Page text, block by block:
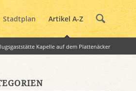
Stadtplan Artikel A-Z
Kapelle auf dem Plattenäcker